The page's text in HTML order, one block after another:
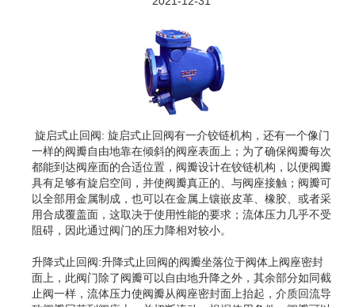
旋启式止回阀: 旋启式止回阀有一介铰链机构，还有一个像门
一样的阀瓣自由地靠在倾斜的阀座表面上；为了确保阀瓣每次
都能到达阀座面的合适位置，阀瓣设计在铰链机构，以便阀瓣
具有足够有旋启空间，并使阀瓣真正的、与阀座接触；阀瓣可
以全部用金属制成，也可以在金属上镶嵌皮革、橡胶、或者采
用合成覆盖面，这取决于使用性能的要求；流体压力几乎不受
阻碍，因此通过阀门的压力降相对较小。
升降式止回阀:升降式止回阀的阀瓣坐落位于阀体上阀座密封
面上，此阀门除了阀瓣可以自由地升降之外，其余部分如同截
止阀一样，流体压力使阀瓣从阀座密封面上抬起，介质回流导